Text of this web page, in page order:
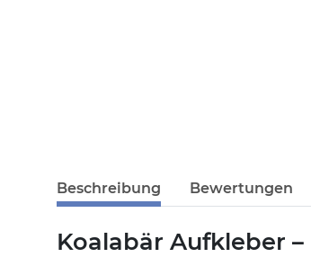
Beschreibung Bewertungen
Koalabär Aufkleber